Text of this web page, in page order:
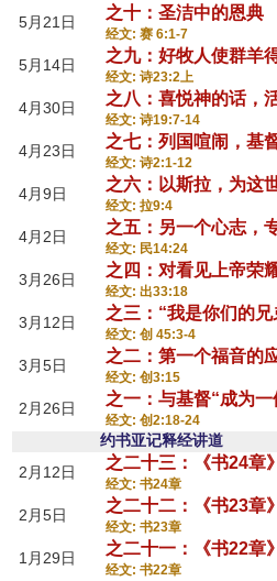
5月21日
之十：圣洁中的恩典
经文: 赛 6:1-7
5月14日
之九：好牧人使群羊
经文: 诗23:2上
4月30日
之八：喜悦神的话，
经文: 诗19:7-14
4月23日
之七：列国喧闹，基
经文: 诗2:1-12
4月9日
之六：以斯拉，为这
经文: 拉9:4
4月2日
之五：另一个心志，
经文: 民14:24
3月26日
之四：对看见上帝荣
经文: 出33:18
3月12日
之三：“我是你们的兄
经文: 创 45:3-4
3月5日
之二：第一个福音的
经文: 创3:15
2月26日
之一：与基督“成为一
经文: 创2:18-24
约书亚记释经讲道
2月12日
之二十三：《书24章
经文: 书24章
2月5日
之二十二：《书23章
经文: 书23章
1月29日
之二十一：《书22章
经文: 书22章